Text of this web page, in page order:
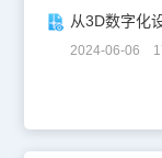
从3D数字化
2024-06-06